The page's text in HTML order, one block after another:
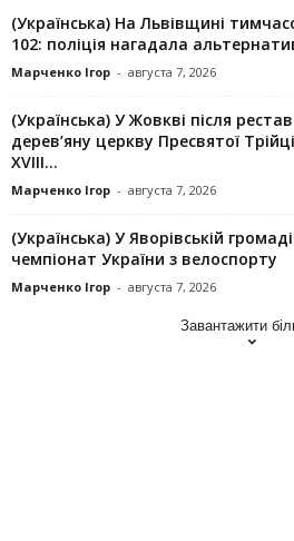
(Українська) На Львівщині
102: поліція нагадала
Марченко Ігор - августа 7, 2026
(Українська) У Жовкві після
дерев’яну церкву Пресвятої
XVIII...
Марченко Ігор - августа 7, 2026
(Українська) У Яворівській
чемпіонат України з велоспорту
Марченко Ігор - августа 7, 2026
Завантажити